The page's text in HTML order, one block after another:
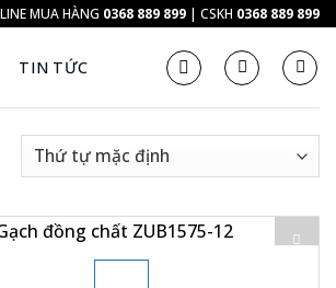
MUA HÀNG 0368 889 899 | CSKH 0368 889 899
TIN TỨC
+